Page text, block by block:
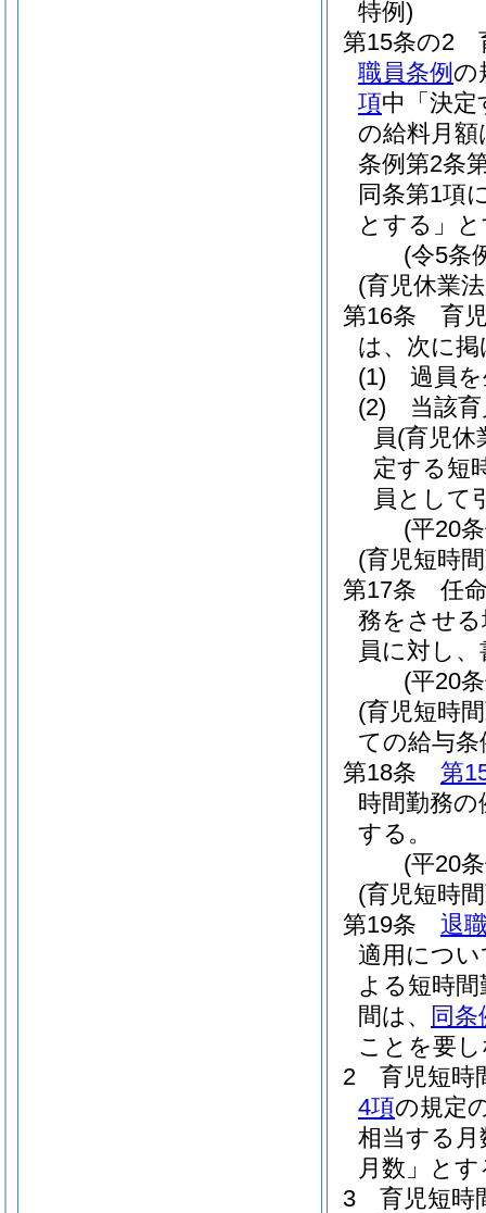
特例)
第15条の2
職員条例 の
項中「決
の給料月
条例第2条
同条第1項
とする」
(令5条
(育児休業
第16条
育
は、次に
(1)
過員
(2)
当該
員(育児休
定する短
員として
(平20
(育児短時
第17条
任
務をさせ
員に対し
(平20
(育児短時
ての給与
第18条
第
時間勤務
する。
(平20
(育児短時
第19条
退
適用につ
よる短時
間は、
同
ことを要
2
育児短時
4項の規定
相当する
月数」と
3
育児短時